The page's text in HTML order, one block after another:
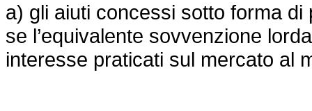
a) gli aiuti concessi sotto forma
se l’equivalente sovvenzione
interesse praticati sul mercato al